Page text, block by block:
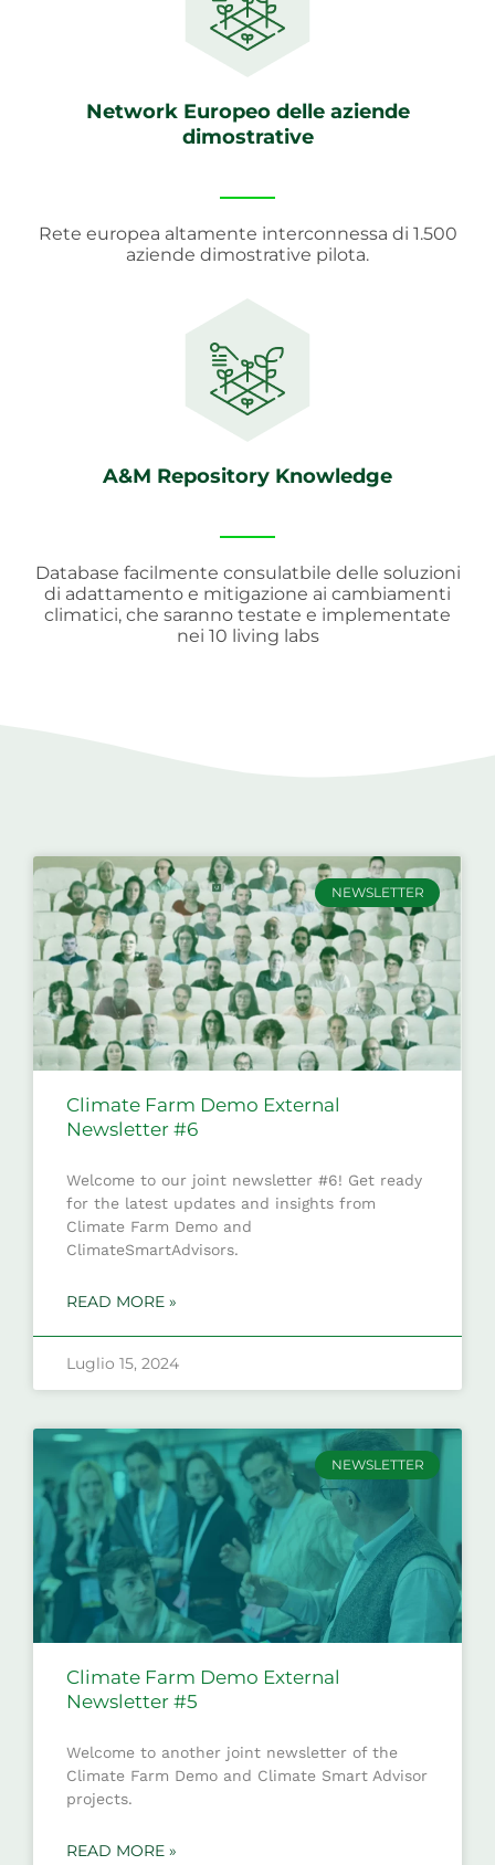
Network Europeo delle aziende
dimostrative
Rete europea altamente interconnessa di 1.500
aziende dimostrative pilota.
A&M Repository Knowledge
Database facilmente consulatbile delle soluzioni
di adattamento e mitigazione ai cambiamenti
climatici, che saranno testate e implementate
nei 10 living labs
NEWSLETTER
Climate Farm Demo External
Newsletter #6
Welcome to our joint newsletter #6! Get ready
for the latest updates and insights from
Climate Farm Demo and
ClimateSmartAdvisors.
READ MORE »
Luglio 15, 2024
NEWSLETTER
Climate Farm Demo External
Newsletter #5
Welcome to another joint newsletter of the
Climate Farm Demo and Climate Smart Advisor
projects.
READ MORE »